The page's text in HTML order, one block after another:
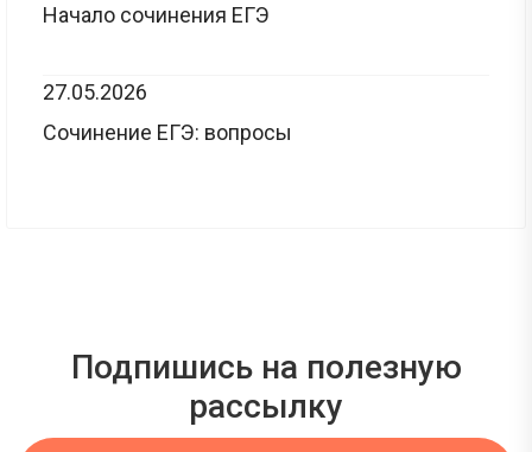
Начало сочинения ЕГЭ
27.05.2026
Сочинение ЕГЭ: вопросы
Подпишись на полезную
рассылку